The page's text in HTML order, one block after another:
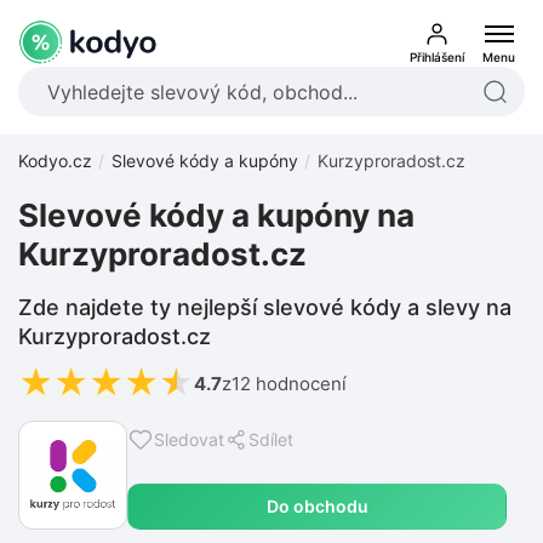
Přihlášení Menu
Kodyo.cz Slevové kódy a kupóny Kurzyproradost.cz
Sledovat Sdílet
Do obchodu
Slevové kódy a kupóny na
Kurzyproradost.cz
Zde najdete ty nejlepší slevové kódy a slevy na
Kurzyproradost.cz
★★★★★ 4.7z12 hodnocení